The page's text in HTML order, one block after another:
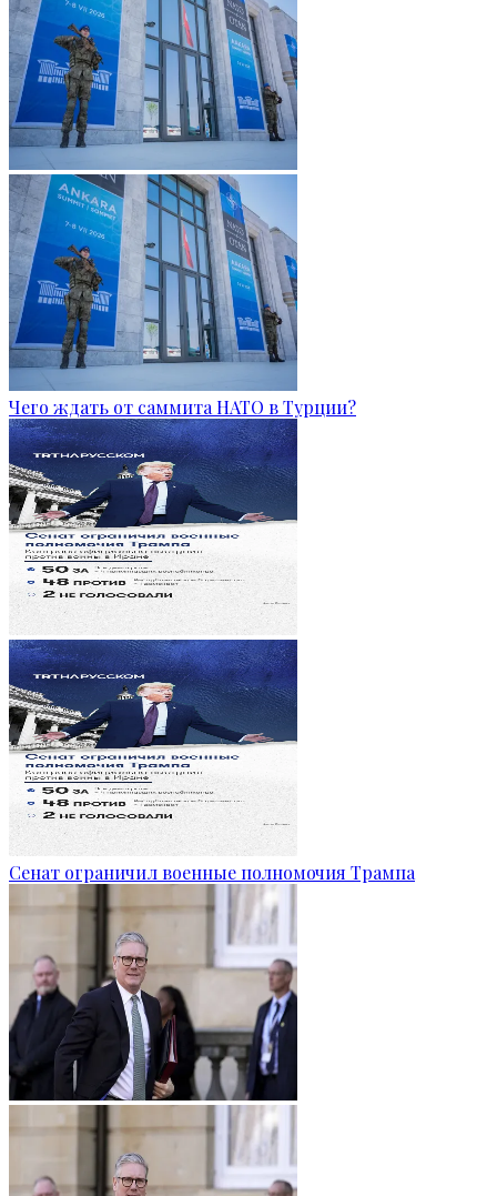
Чего ждать от саммита НАТО в Турции?
Сенат ограничил военные полномочия Трампа